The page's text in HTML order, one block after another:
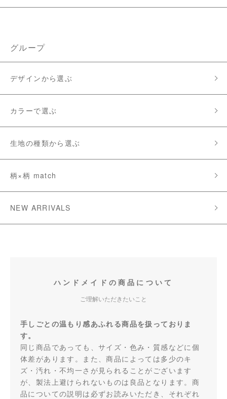
グループ
デザインから選ぶ
カラーで選ぶ
生地の種類から選ぶ
柄×柄 match
NEW ARRIVALS
ハンドメイドの商品について
ご理解いただきたいこと
手しごとの温もり感あふれる商品を扱っておりま
す。
同じ商品であっても、サイズ・色み・質感などに個
体差があります。また、商品によっては多少のキ
ズ・汚れ・不均一さが見られることがございます
が、製法上避けられないものは良品となります。商
品についての説明は必ずお読みいただき、それぞれ